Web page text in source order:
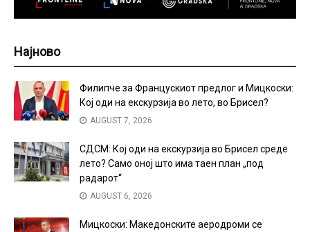
Најново
Филипче за Францускиот предлог и Мицкоски:
Кој оди на екскурзија во лето, во Брисел?
AUGUST 7, 2026
СДСМ: Кој оди на екскурзија во Брисел среде
лето? Само оној што има таен план „под
радарот“
AUGUST 6, 2026
Мицкоски: Македонските аеродроми се